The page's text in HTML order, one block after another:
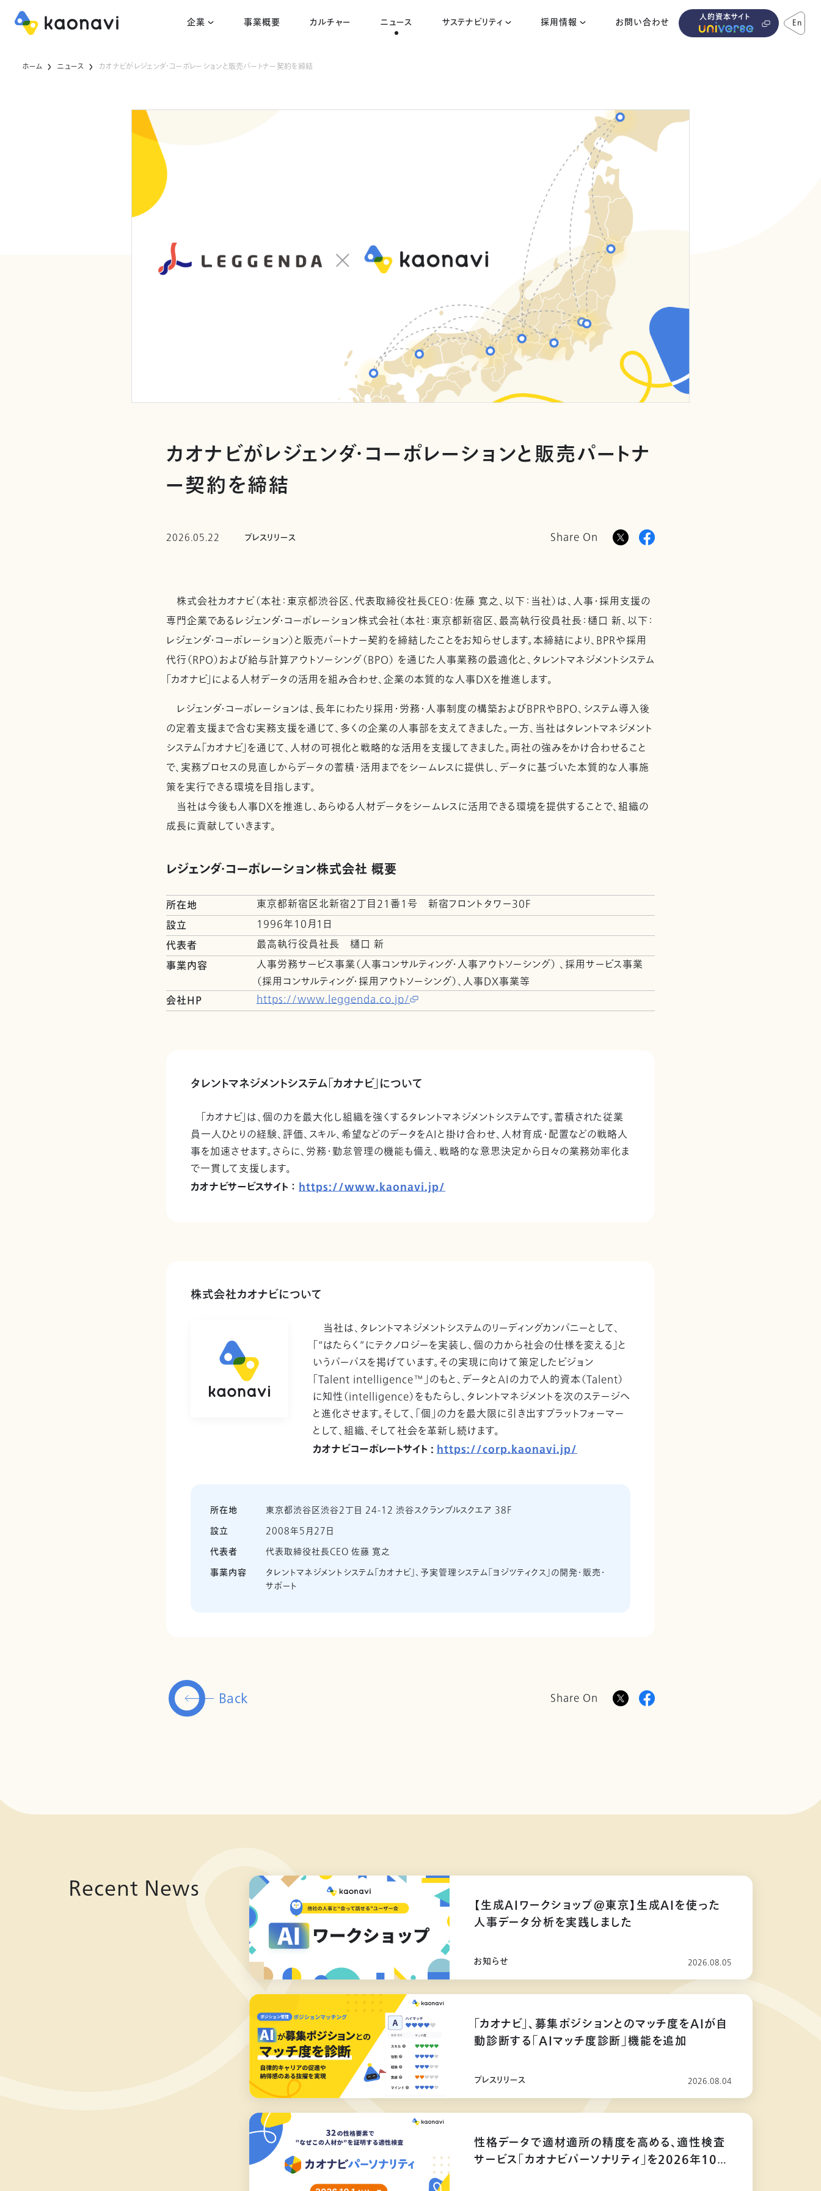
企業 事業概要 カルチャー ニュース サステナビリティ 採用情報 お問い合わせ 人的資本サイト En
ホーム ニュース カオナビがレジェンダ・コーポレーションと販売パートナー契約を締結
カオナビがレジェンダ・コーポレーションと販売パートナ
ー契約を締結
2026.05.22 プレスリリース Share On
株式会社カオナビ（本社：東京都渋谷区、代表取締役社長CEO：佐藤 寛之、以下：当社）は、人事・採用支援の
専門企業であるレジェンダ・コーポレーション株式会社（本社：東京都新宿区、最高執行役員社長：樋口 新、以下：
レジェンダ・コーポレーション）と販売パートナー契約を締結したことをお知らせします。本締結により、BPRや採用
代行（RPO）および給与計算アウトソーシング（BPO） を通じた人事業務の最適化と、タレントマネジメントシステム
「カオナビ」による人材データの活用を組み合わせ、企業の本質的な人事DXを推進します。
レジェンダ・コーポレーションは、長年にわたり採用・労務・人事制度の構築およびBPRやBPO、システム導入後
の定着支援まで含む実務支援を通じて、多くの企業の人事部を支えてきました。一方、当社はタレントマネジメント
システム「カオナビ」を通じて、人材の可視化と戦略的な活用を支援してきました。両社の強みをかけ合わせること
で、実務プロセスの見直しからデータの蓄積・活用までをシームレスに提供し、データに基づいた本質的な人事施
策を実行できる環境を目指します。
当社は今後も人事DXを推進し、あらゆる人材データをシームレスに活用できる環境を提供することで、組織の
成長に貢献していきます。
レジェンダ・コーポレーション株式会社 概要
所在地
東京都新宿区北新宿2丁目21番1号 新宿フロントタワー30F
設立
1996年10月1日
代表者
最高執行役員社長 樋口 新
事業内容
人事労務サービス事業（人事コンサルティング・人事アウトソーシング） 、採用サービス事業
（採用コンサルティング・採用アウトソーシング）、人事DX事業等
会社HP
https://www.leggenda.co.jp/
タレントマネジメントシステム「カオナビ」について
「カオナビ」は、個の力を最大化し組織を強くするタレントマネジメントシステムです。蓄積された従業
員一人ひとりの経験、評価、スキル、希望などのデータをAIと掛け合わせ、人材育成・配置などの戦略人
事を加速させます。さらに、労務・勤怠管理の機能も備え、戦略的な意思決定から日々の業務効率化ま
で一貫して支援します。
カオナビサービスサイト ： https://www.kaonavi.jp/
株式会社カオナビについて
当社は、タレントマネジメントシステムのリーディングカンパニーとして、
「“はたらく”にテクノロジーを実装し、個の力から社会の仕様を変える」と
いうパーパスを掲げています。その実現に向けて策定したビジョン
「Talent intelligence™」のもと、データとAIの力で人的資本（Talent）
に知性（intelligence）をもたらし、タレントマネジメントを次のステージへ
と進化させます。そして、「個」の力を最大限に引き出すプラットフォーマー
として、組織、そして社会を革新し続けます。
カオナビコーポレートサイト : https://corp.kaonavi.jp/
所在地
東京都渋谷区渋谷2丁目 24-12 渋谷スクランブルスクエア 38F
設立
2008年5月27日
代表者
代表取締役社長CEO 佐藤 寛之
事業内容
タレントマネジメントシステム「カオナビ」、予実管理システム「ヨジツティクス」の開発・販売・
サポート
Back Share On
Recent News
【生成AIワークショップ@東京】生成AIを使った
人事データ分析を実践しました
お知らせ 2026.08.05
「カオナビ」、募集ポジションとのマッチ度をAIが自
動診断する「AIマッチ度診断」機能を追加
プレスリリース 2026.08.04
性格データで適材適所の精度を高める、適性検査
サービス「カオナビパーソナリティ」を2026年10月